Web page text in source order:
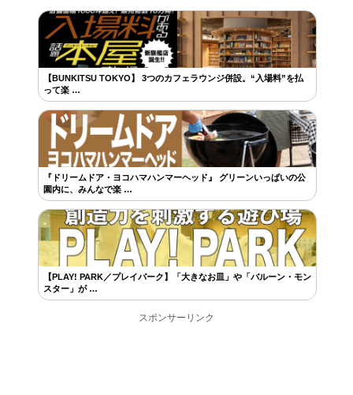
【BUNKITSU TOKYO】 3つのカフェラウンジ併設。“入場料”を払
って楽 …
『ドリームドア・ヨコハマハンマーヘッド』 グリーンいっぱいの公
園内に、みんなで楽 …
【PLAY! PARK／プレイパーク】「大きなお皿」や「バルーン・モン
スター」が …
スポンサーリンク